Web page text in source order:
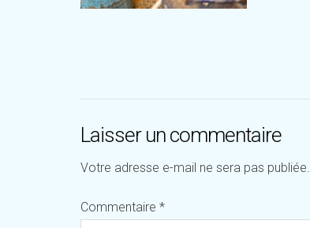
Laisser un commentaire
Votre adresse e-mail ne sera pas publiée.
Commentaire *